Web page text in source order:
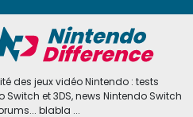
des jeux vidéo Nintendo : tests
Switch et 3DS, news Nintendo Switch
blabla ...